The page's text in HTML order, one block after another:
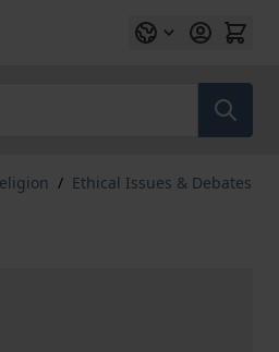
/ Ethical Issues & Debates